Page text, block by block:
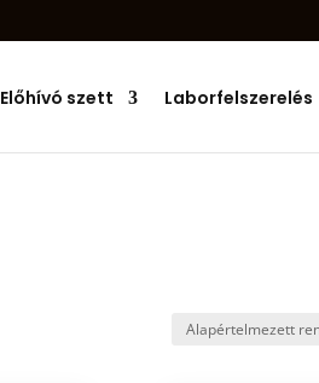
Előhívó szett Laborfelszerelés
Products